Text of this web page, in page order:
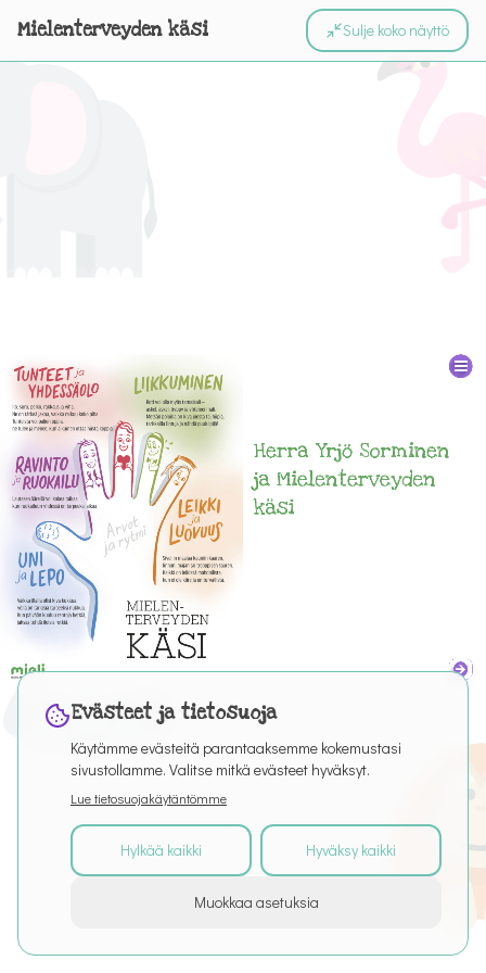
Mielenterveyden käsi Sulje koko näyttö
Kaikki oikeudet pidätetään
ArtikkelitPuro EditorTietosuoja
Evästeet ja tietosuoja
Käytämme evästeitä parantaaksemme kokemustasi
sivustollamme. Valitse mitkä evästeet hyväksyt.
Lue tietosuojakäytäntömme
Hylkää kaikki Hyväksy kaikki
Muokkaa asetuksia